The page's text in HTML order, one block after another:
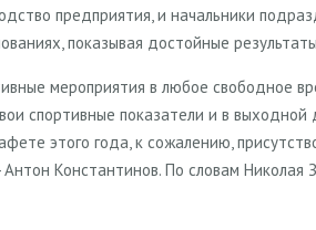
предприятия, и начальники
показывая достойные
мероприятия в любое свободное
спортивные показатели и в
этого года, к сожалению,
Константинов. По словам Николая